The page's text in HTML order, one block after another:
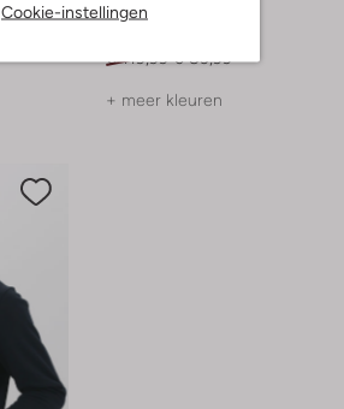
Cookie-instellingenBoss Orange
€ 119,99 € 83,99
+ meer kleuren